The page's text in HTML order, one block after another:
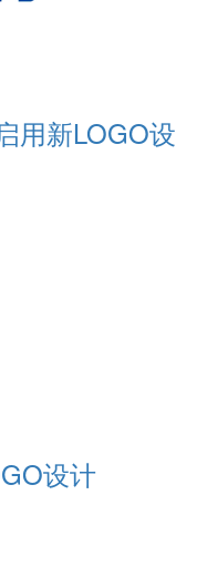
用新LOGO设
设计